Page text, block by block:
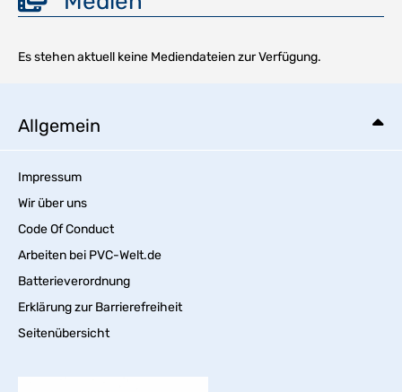
Es stehen aktuell keine Mediendateien zur Verfügung.
Allgemein
Impressum
Wir über uns
Code Of Conduct
Arbeiten bei PVC-Welt.de
Batterieverordnung
Erklärung zur Barrierefreiheit
Seitenübersicht